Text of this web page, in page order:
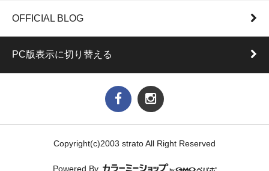
OFFICIAL BLOG
PC版表示に切り替える
Copyright(c)2003 strato All Right Reserved
Powered By